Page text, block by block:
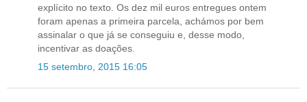
explícito no texto. Os dez mil euros entregues ontem
foram apenas a primeira parcela, achámos por bem
assinalar o que já se conseguiu e, desse modo,
incentivar as doações.
15 setembro, 2015 16:05